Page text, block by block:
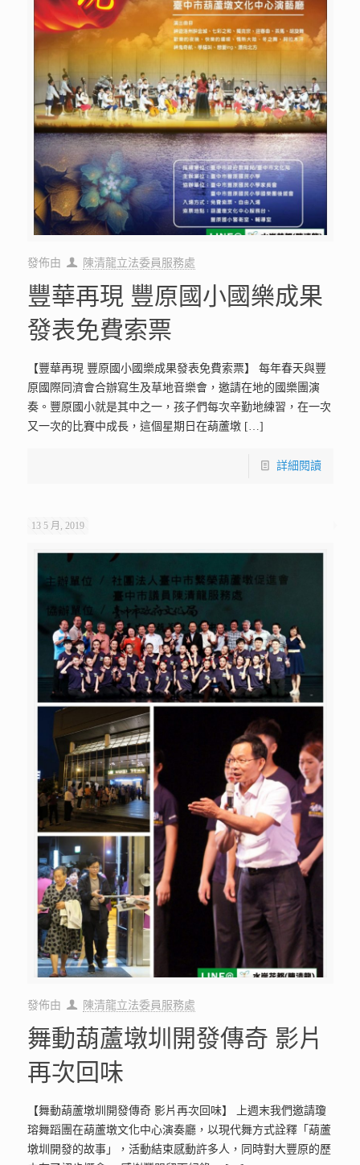
發佈由 陳清龍立法委員服務處
豐華再現 豐原國小國樂成果
發表免費索票
【豐華再現 豐原國小國樂成果發表免費索票】 每年春天與豐
原國際同濟會合辦寫生及草地音樂會，邀請在地的國樂團演
奏。豐原國小就是其中之一，孩子們每次辛勤地練習，在一次
又一次的比賽中成長，這個星期日在葫蘆墩[…]
詳細閱讀
13 5 月, 2019
發佈由 陳清龍立法委員服務處
舞動葫蘆墩圳開發傳奇 影片
再次回味
【舞動葫蘆墩圳開發傳奇 影片再次回味】 上週末我們邀請瓊
瑢舞蹈團在葫蘆墩文化中心演奏廳，以現代舞方式詮釋「葫蘆
墩圳開發的故事」，活動結束感動許多人，同時對大豐原的歷